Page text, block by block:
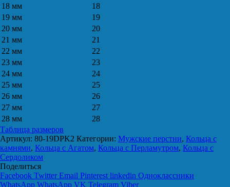
18 мм
18
19 мм
19
20 мм
20
21 мм
21
22 мм
22
23 мм
23
24 мм
24
25 мм
25
26 мм
26
27 мм
27
28 мм
28
Таблица размеров
Артикул: 80-19DPK2 Категории: Мужские перстни, Кольца с
камнями, Кольца с Агатом, Кольца с Перламутром, Кольца с
Сердоликом
Поделиться
Facebook Twitter Email Pinterest linkedin Одноклассники
WhatsApp WhatsApp VK Telegram Viber